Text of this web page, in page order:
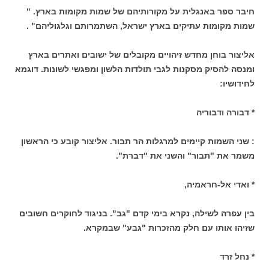
חיבר ספר באנגלית על מקורותיהם של שמות מקומות בארץ. "
שמות מקומות עתיקים בארץ ישראל, השתמרותם וגלגוליהם" .
אליצור בוחן מחדש זיהויים מקובלים של ישובים ואתרים בארץ
ומנסה להסיק מסקנות לגבי תולדות הלשון ומפגשי לשונות. דוגמא
לחידושיו:
* דבורה ודבוריה
: שני השמות קיימים למרגלות הר תבור. אליצור קובע כי הראשון
משמר את "תבור" והשני את "דברת".
* ואדי אל-חראמיה,
בין עפרה לשילה, נקרא בימי קדם "גב". בניגוד לחוקרים חשובים
שזיהו אותו עם חלק מהזכרות "גבע" שבמקרא.
* נחל זרד